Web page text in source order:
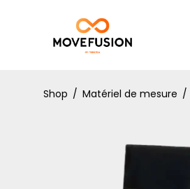
Shop / Matériel de mesure /